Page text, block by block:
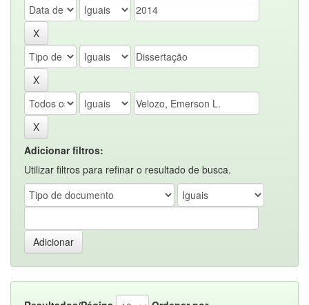
Adicionar filtros:
Utilizar filtros para refinar o resultado de busca.